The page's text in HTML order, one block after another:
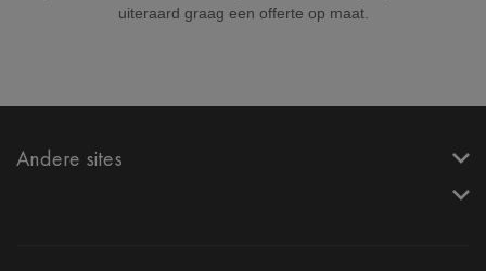
uiteraard graag een offerte op maat.
Andere sites